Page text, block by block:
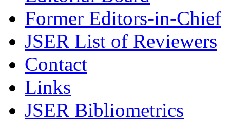
Former Editors-in-Chief
JSER List of Reviewers
Contact
Links
JSER Bibliometrics